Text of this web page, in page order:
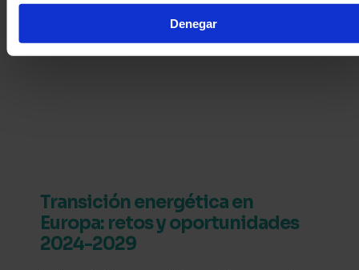
Denegar
Transición energética en
Europa: retos y oportunidades
2024-2029